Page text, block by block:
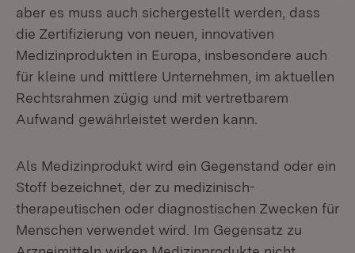
aber es muss auch sichergestellt werden, dass
die Zertifizierung von neuen, innovativen
Medizinprodukten in Europa, insbesondere auch
für kleine und mittlere Unternehmen, im aktuellen
Rechtsrahmen zügig und mit vertretbarem
Aufwand gewährleistet werden kann.
Als Medizinprodukt wird ein Gegenstand oder ein
Stoff bezeichnet, der zu medizinisch-
therapeutischen oder diagnostischen Zwecken für
Menschen verwendet wird. Im Gegensatz zu